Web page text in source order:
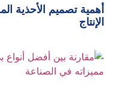
أهمية تصميم الأحذية
الإنتاج